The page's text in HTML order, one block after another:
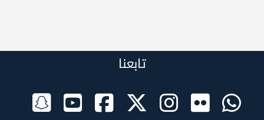
تابعنا